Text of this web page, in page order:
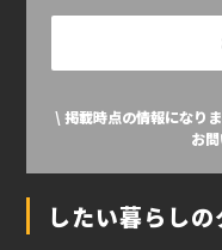
\ 掲載時点の情報になり
お
したい暮らし